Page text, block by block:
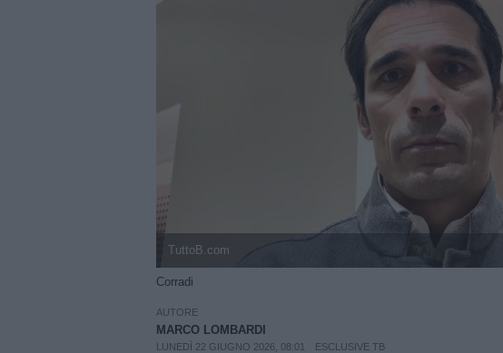
TuttoB.com
Corradi
AUTORE
MARCO LOMBARDI
LUNEDÌ 22 GIUGNO 2026, 08:01 ESCLUSIVE TB